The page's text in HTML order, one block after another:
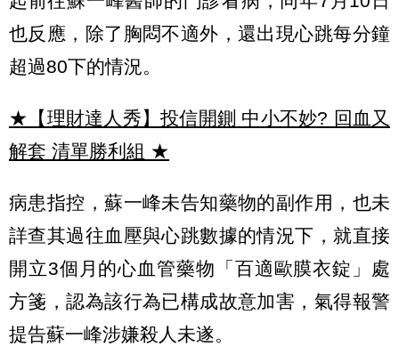
也反應，除了胸悶不適外，還出現心跳每分鐘
超過80下的情況。
★【理財達人秀】投信開鍘 中小不妙? 回血又
解套 清單勝利組 ★
病患指控，蘇一峰未告知藥物的副作用，也未
詳查其過往血壓與心跳數據的情況下，就直接
開立3個月的心血管藥物「百適歐膜衣錠」處
方箋，認為該行為已構成故意加害，氣得報警
提告蘇一峰涉嫌殺人未遂。